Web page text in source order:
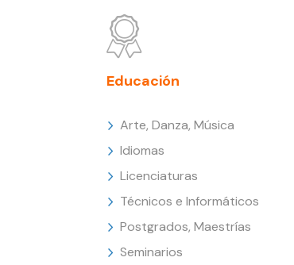
Educación
Arte, Danza, Música
Idiomas
Licenciaturas
Técnicos e Informáticos
Postgrados, Maestrías
Seminarios